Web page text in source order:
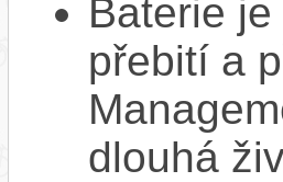
Baterie
přebití a
dlouhá